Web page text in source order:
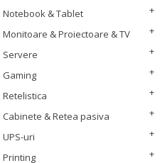
Notebook & Tablet
Monitoare & Proiectoare & TV
Servere
Gaming
Retelistica
Cabinete & Retea pasiva
UPS-uri
Printing